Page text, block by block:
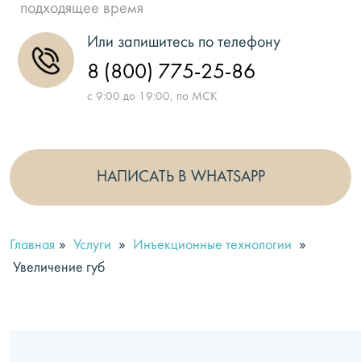
подходящее время
Или запишитесь по телефону
8 (800) 775-25-86
с 9:00 до 19:00, по МСК
НАПИСАТЬ В WHATSAPP
Главная » Услуги » Инъекционные технологии »
Увеличение губ